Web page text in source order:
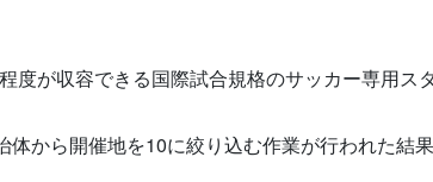
が収容できる国際試合規格のサッカー専用ス
から開催地を10に絞り込む作業が行われた結果